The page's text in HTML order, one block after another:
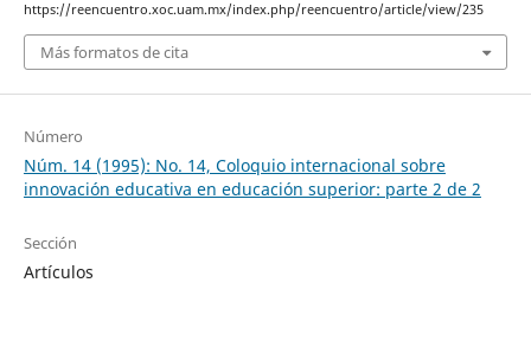
https://reencuentro.xoc.uam.mx/index.php/reencuentro/article/view/235
Más formatos de cita
Número
Núm. 14 (1995): No. 14, Coloquio internacional sobre
innovación educativa en educación superior: parte 2 de 2
Sección
Artículos